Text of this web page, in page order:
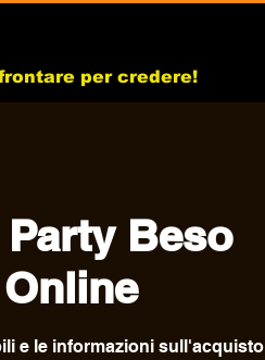
per credere!
Party Beso
e le informazioni sull'acquisto